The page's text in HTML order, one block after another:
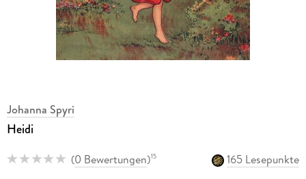
Johanna Spyri
Heidi
(0 Bewertungen)15
165 Lesepunkte